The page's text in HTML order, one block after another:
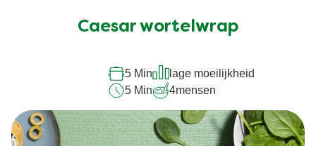
ingediend
recipe
Caesar wortelwrap
5 Min
lage moeilijkheid
5 Min
4mensen